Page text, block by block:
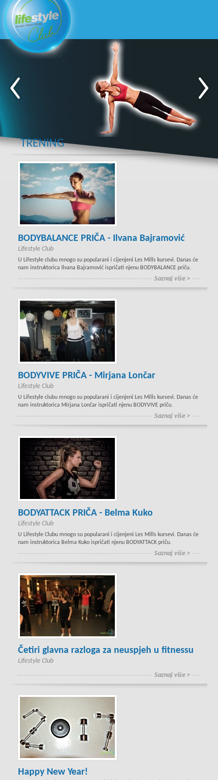
TRENING
BODYBALANCE PRIČA - Ilvana Bajramović
Lifestyle Club
U Lifestyle clubu mnogo su popularani i cijenjeni Les Mills kursevi. Danas će
nam instruktorica Ilvana Bajramović ispričati njenu BODYBALANCE priču.
Saznaj više >
BODYVIVE PRIČA - Mirjana Lončar
Lifestyle Club
U Lifestyle clubu mnogo su popularani i cijenjeni Les Mills kursevi. Danas će
nam instruktorica Mirjana Lončar ispričati njenu BODYVIVE priču.
Saznaj više >
BODYATTACK PRIČA - Belma Kuko
Lifestyle Club
U Lifestyle Clubu mnogo su popularani i cijenjeni Les Mills kursevi. Danas će
nam instruktorica Belma Kuko ispričati njenu BODYATTACK priču.
Saznaj više >
Četiri glavna razloga za neuspjeh u fitnessu
Lifestyle Club
Saznaj više >
Happy New Year!